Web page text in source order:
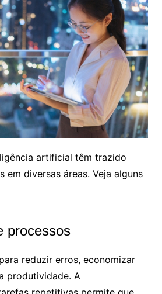
artificial têm trazido
em diversas áreas. Veja alguns
processos
reduzir erros, economizar
produtividade. A